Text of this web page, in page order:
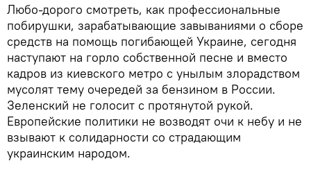
Любо-дорого смотреть, как профессиональные
побирушки, зарабатывающие завываниями о сборе
средств на помощь погибающей Украине, сегодня
наступают на горло собственной песне и вместо
кадров из киевского метро с унылым злорадством
мусолят тему очередей за бензином в России.
Зеленский не голосит с протянутой рукой.
Европейские политики не возводят очи к небу и не
взывают к солидарности со страдающим
украинским народом.